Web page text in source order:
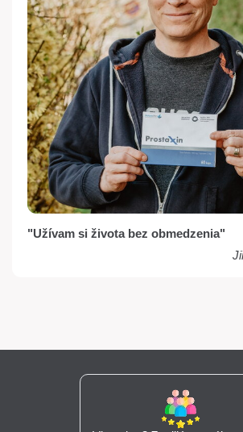
"Užívam si života bez obmedzenia"